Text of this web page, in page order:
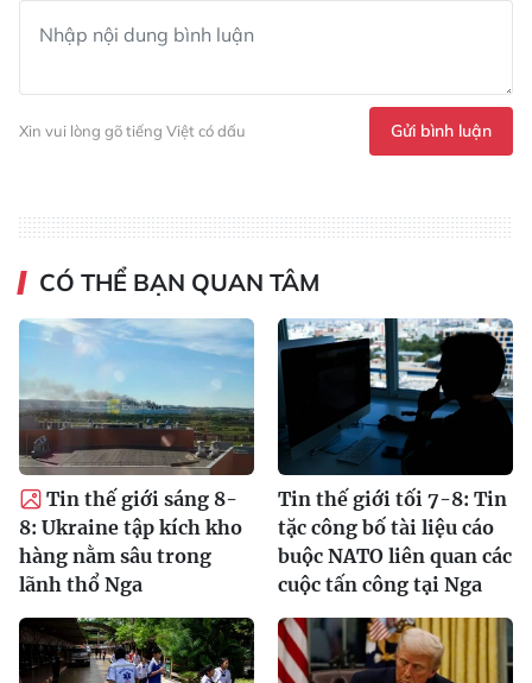
Xin vui lòng gõ tiếng Việt có dấu Gửi bình luận
CÓ THỂ BẠN QUAN TÂM
Tin thế giới sáng 8-
8: Ukraine tập kích kho
hàng nằm sâu trong
lãnh thổ Nga
Tin thế giới tối 7-8: Tin
tặc công bố tài liệu cáo
buộc NATO liên quan các
cuộc tấn công tại Nga